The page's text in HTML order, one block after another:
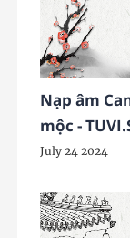
Nạp âm
mộc -
July 24 2024